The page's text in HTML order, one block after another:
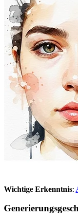
Wichtige Erkenntnis: